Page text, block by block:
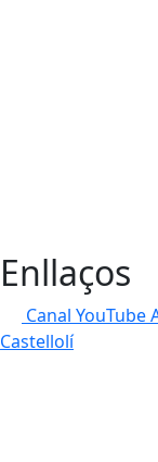
Enllaços
Canal
Castellolí